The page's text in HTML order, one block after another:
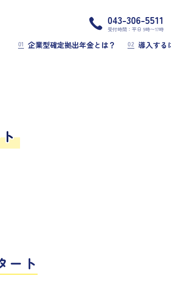
01 企業型確定拠出年金とは？ 02 導入する
043-306-5511
受付時間：平日 9時〜17時
ート